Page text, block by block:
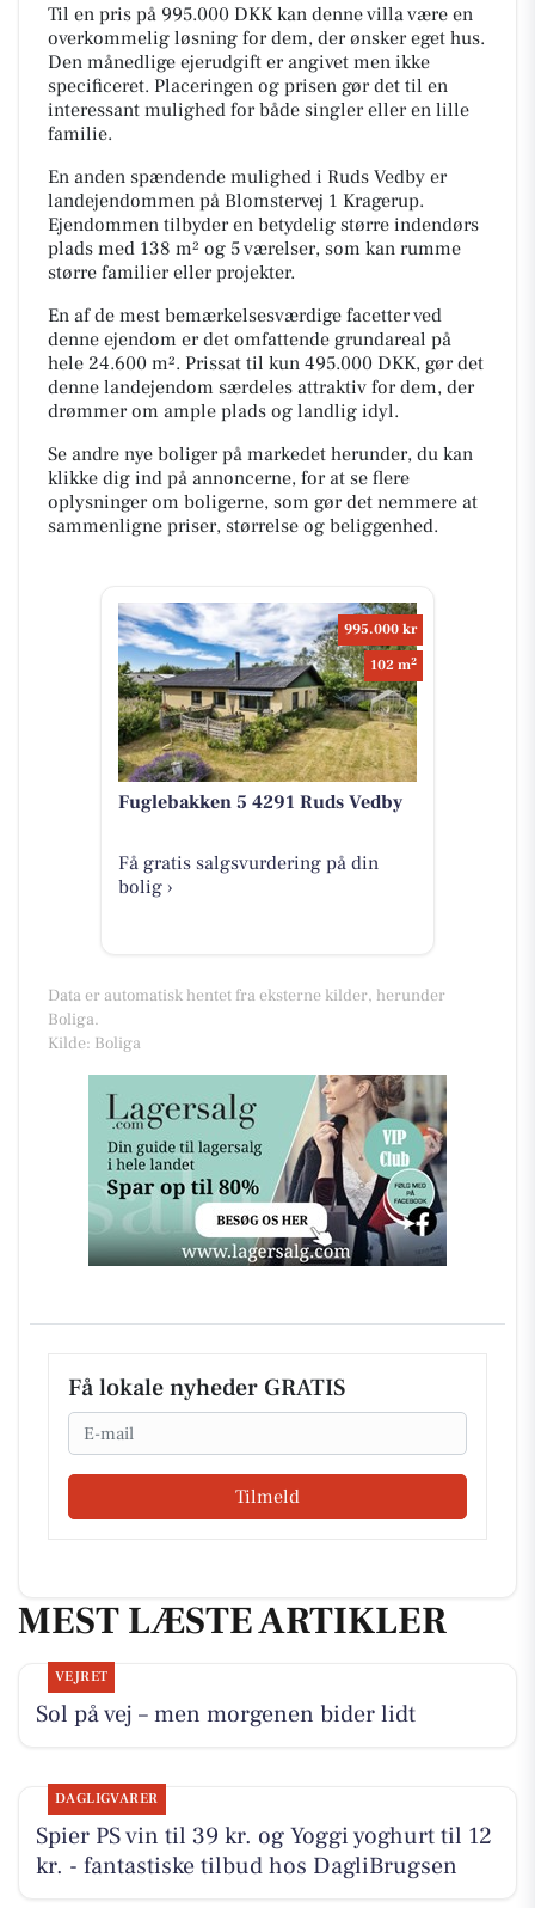
Til en pris på 995.000 DKK kan denne villa være en
overkommelig løsning for dem, der ønsker eget hus.
Den månedlige ejerudgift er angivet men ikke
specificeret. Placeringen og prisen gør det til en
interessant mulighed for både singler eller en lille
familie.
En anden spændende mulighed i Ruds Vedby er
landejendommen på Blomstervej 1 Kragerup.
Ejendommen tilbyder en betydelig større indendørs
plads med 138 m² og 5 værelser, som kan rumme
større familier eller projekter.
En af de mest bemærkelsesværdige facetter ved
denne ejendom er det omfattende grundareal på
hele 24.600 m². Prissat til kun 495.000 DKK, gør det
denne landejendom særdeles attraktiv for dem, der
drømmer om ample plads og landlig idyl.
Se andre nye boliger på markedet herunder, du kan
klikke dig ind på annoncerne, for at se flere
oplysninger om boligerne, som gør det nemmere at
sammenligne priser, størrelse og beliggenhed.
995.000 kr
102 m2
Fuglebakken 5 4291 Ruds Vedby
Få gratis salgsvurdering på din
bolig ›
Data er automatisk hentet fra eksterne kilder, herunder
Boliga.
Kilde: Boliga
Få lokale nyheder GRATIS
Email
Tilmeld
MEST LÆSTE ARTIKLER
VEJRET
Sol på vej – men morgenen bider lidt
DAGLIGVARER
Spier PS vin til 39 kr. og Yoggi yoghurt til 12
kr. - fantastiske tilbud hos DagliBrugsen